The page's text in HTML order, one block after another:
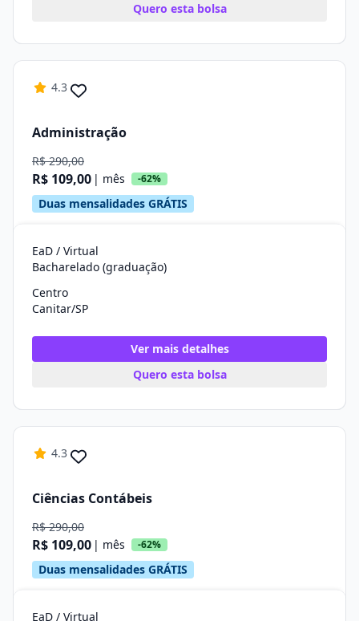
Quero esta bolsa
4.3
Administração
R$ 290,00
R$ 109,00 | mês -62%
Duas mensalidades GRÁTIS
EaD / Virtual
Bacharelado (graduação)
Centro
Canitar/SP
Ver mais detalhes
Quero esta bolsa
4.3
Ciências Contábeis
R$ 290,00
R$ 109,00 | mês -62%
Duas mensalidades GRÁTIS
EaD / Virtual